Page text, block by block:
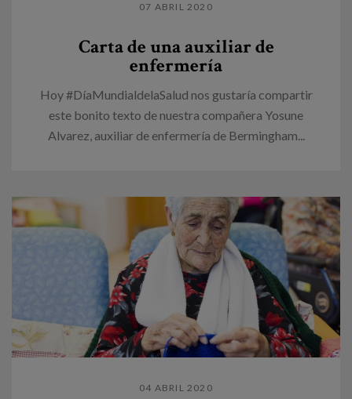
07 ABRIL 2020
Carta de una auxiliar de
enfermería
Hoy #DíaMundialdelaSalud nos gustaría compartir
este bonito texto de nuestra compañera Yosune
Alvarez, auxiliar de enfermería de Bermingham...
04 ABRIL 2020